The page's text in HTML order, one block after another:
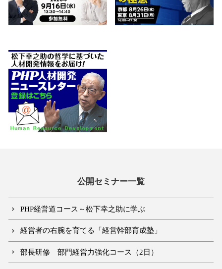
公開セミナー一覧
PHP経営道コース～松下幸之助に学ぶ
経営者の右腕を育てる「経営幹部育成塾」
部長研修 部門経営力強化コース（2日）